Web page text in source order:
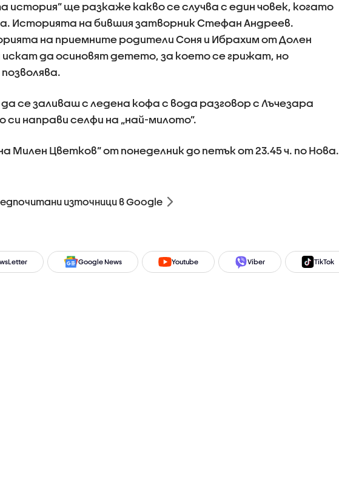
история” ще разкаже какво се случва с един човек, когато
Историята на бившия затворник Стефан Андреев.
на приемните родители Соня и Ибрахим от Долен
да осиновят детето, за което се грижат, но
се заливаш с ледена кофа с вода разговор с Лъчезара
направи селфи на „най-милото”.
Милен Цветков” от понеделник до петък от 23.45 ч. по Нова.
източници в Google
Google News Youtube Viber TikTok